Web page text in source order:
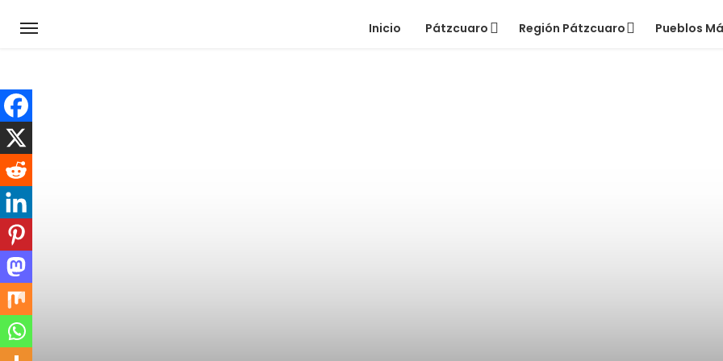
Inicio Pátzcuaro Región Pátzcuaro Pueblos